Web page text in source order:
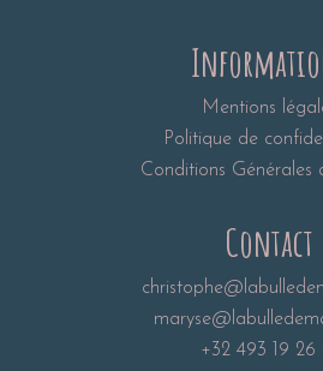
Mentions
Politique de
Conditions Générales
Contact
+32 493 19 26